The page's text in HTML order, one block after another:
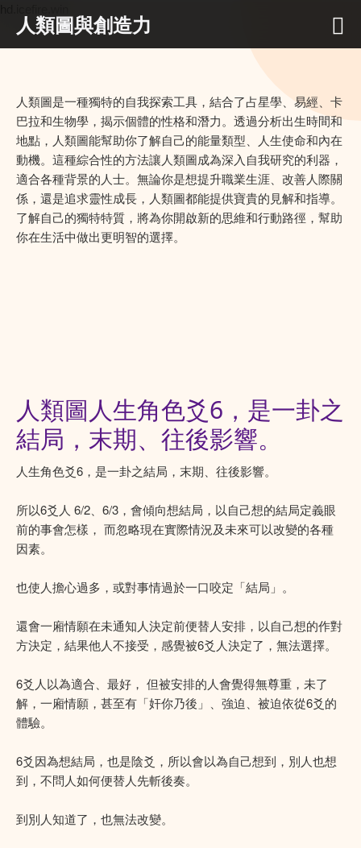
人類圖與創造力
人類圖是一種獨特的自我探索工具，結合了占星學、易經、卡
巴拉和生物學，揭示個體的性格和潛力。透過分析出生時間和
地點，人類圖能幫助你了解自己的能量類型、人生使命和內在
動機。這種綜合性的方法讓人類圖成為深入自我研究的利器，
適合各種背景的人士。無論你是想提升職業生涯、改善人際關
係，還是追求靈性成長，人類圖都能提供寶貴的見解和指導。
了解自己的獨特特質，將為你開啟新的思維和行動路徑，幫助
你在生活中做出更明智的選擇。
人類圖人生角色爻6，是一卦之
結局，末期、往後影響。
人生角色爻6，是一卦之結局，末期、往後影響。
所以6爻人 6/2、6/3，會傾向想結局，以自己想的結局定義眼
前的事會怎樣， 而忽略現在實際情況及未來可以改變的各種
因素。
也使人擔心過多，或對事情過於一口咬定「結局」。
還會一廂情願在未通知人決定前便替人安排，以自己想的作對
方決定，結果他人不接受，感覺被6爻人決定了，無法選擇。
6爻人以為適合、最好， 但被安排的人會覺得無尊重，未了
解，一廂情願，甚至有「奸你乃後」、強迫、被迫依從6爻的
體驗。
6爻因為想結局，也是陰爻，所以會以為自己想到，別人也想
到，不問人如何便替人先斬後奏。
到別人知道了，也無法改變。